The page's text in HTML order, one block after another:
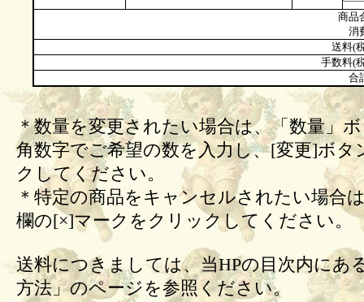
商品
消
送料(
手数料(
合
＊数量を変更されたい場合は、「数量」
角数字でご希望の数を入力し、[変更]ボタ
クしてください。
＊特定の商品をキャンセルされたい場合
欄の[×]マークをクリックしてください。
送料につきましては、当HPの目次内にあ
方法」のページを参照ください。